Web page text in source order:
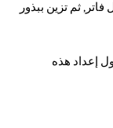
ثم تزين ببذور
إعداد هذه